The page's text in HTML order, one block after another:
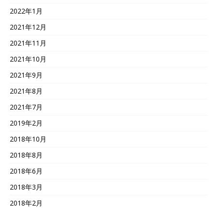
2022年1月
2021年12月
2021年11月
2021年10月
2021年9月
2021年8月
2021年7月
2019年2月
2018年10月
2018年8月
2018年6月
2018年3月
2018年2月